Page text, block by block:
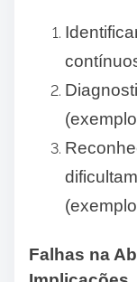
Falhas na